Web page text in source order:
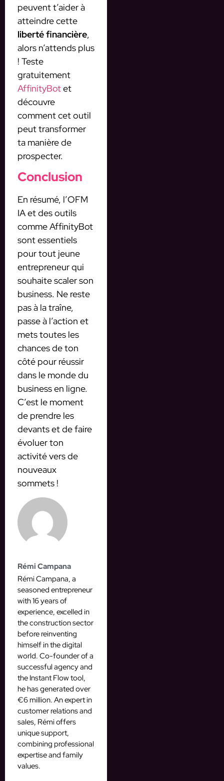
peuvent t’aider à
atteindre cette
liberté financière,
alors n’attends plus
! Teste
gratuitement
AffinityBotet
découvre
comment cet outil
peut transformer
ta manière de
prospecter.
Conclusion
En résumé, l’OFM
IA et des outils
comme AffinityBot
sont essentiels
pour tout jeune
entrepreneur qui
souhaite scaler son
business. Ne reste
pas à la traîne,
passe à l’action et
mets toutes les
chances de ton
côté pour réussir
dans le monde du
business en ligne.
C’est le moment
de prendre les
devants et de faire
évoluer ton
activité vers de
nouveaux
sommets !
Rémi Campana
Rémi Campana, a
seasoned entrepreneur
with 16 years of
experience, excelled in
the construction sector
before reinventing
himself in the digital
world. Co-founder of a
successful agency and
the Instant Flow tool,
he has generated over
€6 million. An expert in
customer relations and
sales, Rémi offers
unique support,
combining professional
expertise and family
values.